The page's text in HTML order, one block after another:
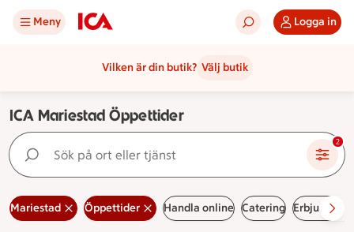
Meny Logga in
Vilken är din butik? Välj butik
ICA Mariestad Öppettider
Sök på ort eller tjänst 2
Mariestad Öppettider Handla online Catering